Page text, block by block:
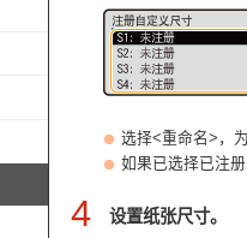
选择<重命名>，
如果已选择已注
4 设置纸张尺寸。